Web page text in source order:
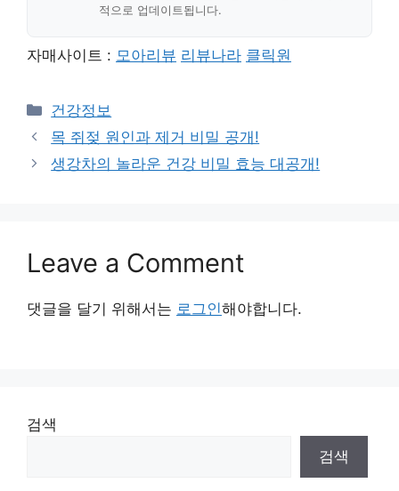
적으로 업데이트됩니다.
자매사이트 : 모아리뷰 리뷰나라 클릭원
Categories
건강정보
목 쥐젖 원인과 제거 비밀 공개!
생강차의 놀라운 건강 비밀 효능 대공개!
Leave a Comment
댓글을 달기 위해서는 로그인해야합니다.
검색
검색